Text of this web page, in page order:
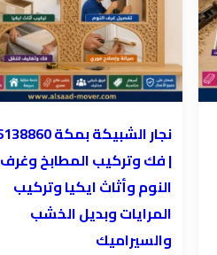
| فك وتركيب المطابخ وغرف
النوم وأثاث ايكيا وتركيب
المرايات وبديل الخشب
والسيراميك